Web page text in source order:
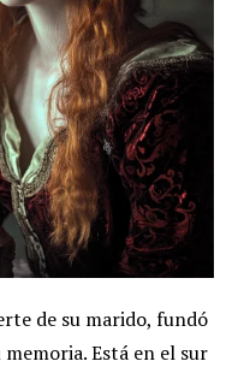
de su marido, fundó
Está en el sur